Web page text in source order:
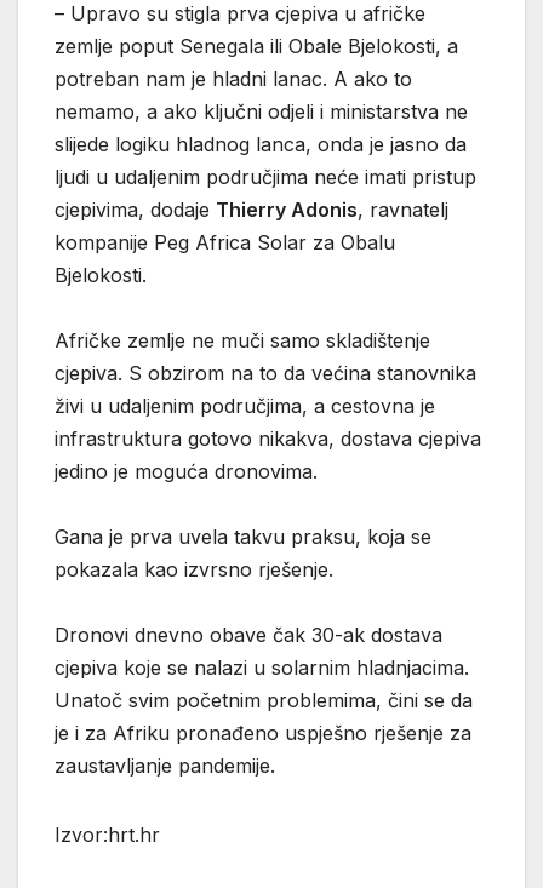
– Upravo su stigla prva cjepiva u afričke
zemlje poput Senegala ili Obale Bjelokosti, a
potreban nam je hladni lanac. A ako to
nemamo, a ako ključni odjeli i ministarstva ne
slijede logiku hladnog lanca, onda je jasno da
ljudi u udaljenim područjima neće imati pristup
cjepivima, dodaje Thierry Adonis, ravnatelj
kompanije Peg Africa Solar za Obalu
Bjelokosti.
Afričke zemlje ne muči samo skladištenje
cjepiva. S obzirom na to da većina stanovnika
živi u udaljenim područjima, a cestovna je
infrastruktura gotovo nikakva, dostava cjepiva
jedino je moguća dronovima.
Gana je prva uvela takvu praksu, koja se
pokazala kao izvrsno rješenje.
Dronovi dnevno obave čak 30-ak dostava
cjepiva koje se nalazi u solarnim hladnjacima.
Unatoč svim početnim problemima, čini se da
je i za Afriku pronađeno uspješno rješenje za
zaustavljanje pandemije.
Izvor:hrt.hr